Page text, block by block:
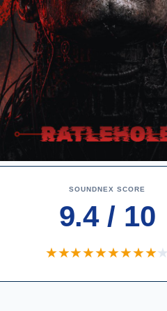
SOUNDNEX SCORE
9.4 / 10
★★★★★★★★★